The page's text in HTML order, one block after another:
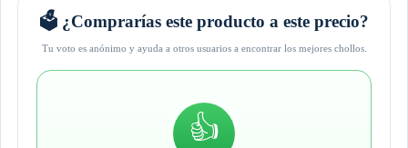
🗳️ ¿Comprarías este producto a este precio?
Tu voto es anónimo y ayuda a otros usuarios a encontrar los mejores chollos.
👍